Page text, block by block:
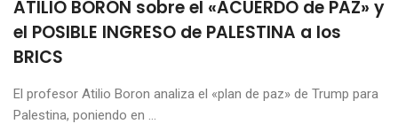
ATILIO BORÓN sobre el «ACUERDO de PAZ» y
el POSIBLE INGRESO de PALESTINA a los
BRICS
El profesor Atilio Boron analiza el «plan de paz» de Trump para
Palestina, poniendo en ...